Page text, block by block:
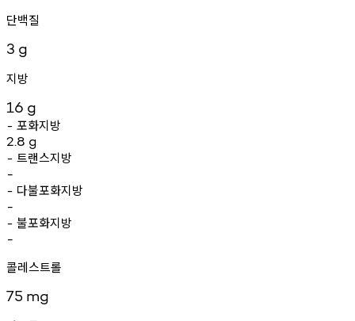
단백질
3 g
지방
16 g
- 포화지방
2.8 g
- 트랜스지방
-
- 다불포화지방
-
- 불포화지방
-
콜레스트롤
75 mg